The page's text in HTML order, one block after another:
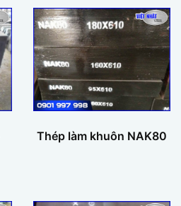
Thép làm khuôn NAK80